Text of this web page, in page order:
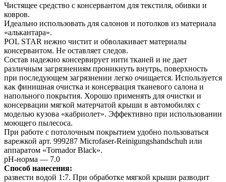
Чистящее средство с консервантом для текстиля, обивки и
ковров.
Идеально использовать для салонов и потолков из материала
«алькантара».
POL STAR нежно чистит и обволакивает материалы
консервантом. Не оставляет следов.
Состав надежно консервирует нити тканей и не дает
различным загрязнениям проникнуть внутрь, поверхность
при последующем загрязнении легко очищается. Используется
как финишная очистка и консервация тканевого салона и
напольного покрытия. Хорошо применять для очистки и
консервации мягкой матерчатой крыши в автомобилях с
моделью кузова «кабриолет». Эффективно при использовании
моющего пылесоса.
При работе с потолочным покрытием удобно пользоваться
варежкой арт. 999287 Microfaser-Reinigungshandschuh или
аппаратом «Tornador Black».
pH-норма — 7.0
Способ нанесения:
развести водой 1:7. При обработке мягкой крыши разводит